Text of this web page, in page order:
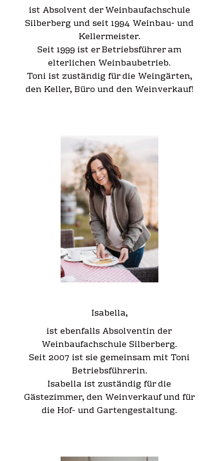
ist Absolvent der Weinbaufachschule
Silberberg und seit 1994 Weinbau- und
Kellermeister.
Seit 1999 ist er Betriebsführer am
elterlichen Weinbaubetrieb.
Toni ist zuständig für die Weingärten,
den Keller, Büro und den Weinverkauf!
Isabella,
ist ebenfalls Absolventin der
Weinbaufachschule Silberberg.
Seit 2007 ist sie gemeinsam mit Toni
Betriebsführerin.
Isabella ist zuständig für die
Gästezimmer, den Weinverkauf und für
die Hof- und Gartengestaltung.